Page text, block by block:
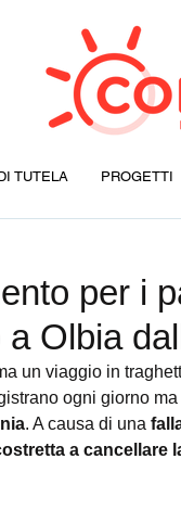
TUTELA PROGETTI
per i
Olbia
un viaggio in
ogni giorno
. A causa di una
a